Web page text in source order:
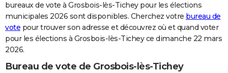
Dictionnaire
Biographies
Citations
Expressions
Proverbes
PROGRAMME TV
COPAINS D'AVANT
S'inscrire
Se connecter
Lycées
Collèges
Primaires
Universités
Entreprises
Service militaire
Avis de recherche
AVIS DE DÉCÈS
FORUM
bureaux de vote à Grosbois-lès-Tichey pour les élections
municipales 2026 sont disponibles. Cherchez votre bureau de
vote pour trouver son adresse et découvrez où et quand voter
pour les élections à Grosbois-lès-Tichey ce dimanche 22 mars
2026.
Bureau de vote de Grosbois-lès-Tichey